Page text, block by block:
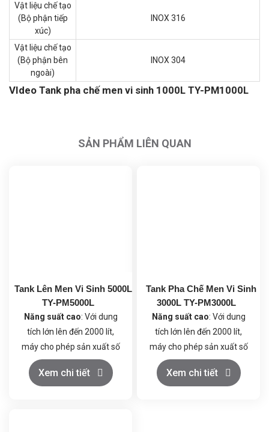
Vật liệu chế tạo
(Bộ phận tiếp
xúc)
INOX 316
Vật liệu chế tạo
(Bộ phận bên
ngoài)
INOX 304
VIdeo Tank pha chế men vi sinh 1000L TY-PM1000L
SẢN PHẨM LIÊN QUAN
Tank Lên Men Vi Sinh 5000L
TY-PM5000L
Năng suất cao: Với dung
tích lớn lên đến 2000 lít,
máy cho phép sản xuất số
lượng lớn men vi sinh trong
một chu kỳ, đáp ứng nhu
Xem chi tiết
Tank Pha Chế Men Vi Sinh
3000L TY-PM3000L
Năng suất cao: Với dung
tích lớn lên đến 2000 lít,
máy cho phép sản xuất số
lượng lớn men vi sinh trong
một chu kỳ, đáp ứng nhu
Xem chi tiết